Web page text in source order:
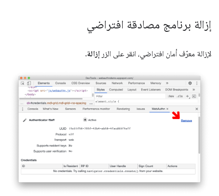
إزالة برنامج مصادقة افتراضي
لإزالة معرّف أمان افتراضي، انقر على الزر إزالة.